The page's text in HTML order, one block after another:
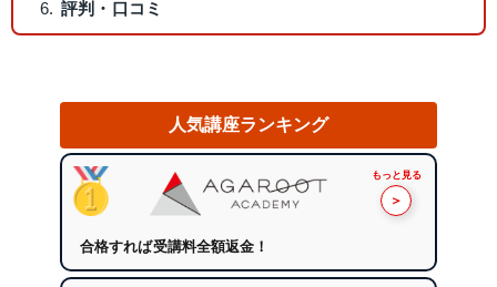
評判・口コミ
人気講座ランキング
もっと見る
＞
合格すれば受講料全額返金！